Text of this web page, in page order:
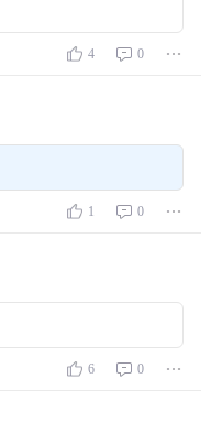
4 0
1 0
6 0